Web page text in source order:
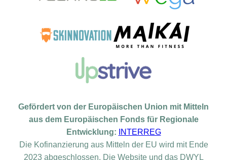
Gefördert von der Europäischen Union mit Mitteln
aus dem Europäischen Fonds für Regionale
Entwicklung:
INTERREG
Die Kofinanzierung aus Mitteln der EU wird mit Ende
2023 abgeschlossen. Die Website und das DWYL